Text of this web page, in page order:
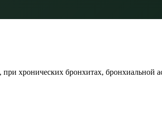
хронических бронхитах, бронхиальной